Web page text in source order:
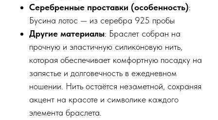
Серебренные проставки (особенность):
Бусина лотос — из серебра 925 пробы
Другие материалы: Браслет собран на
прочную и эластичную силиконовую нить,
которая обеспечивает комфортную посадку на
запястье и долговечность в ежедневном
ношении. Нить остаётся незаметной, сохраняя
акцент на красоте и символике каждого
элемента браслета.